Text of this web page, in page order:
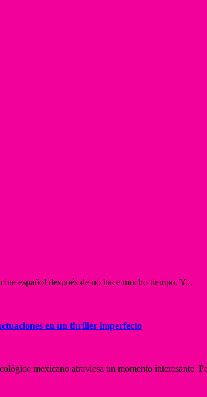
español después de no hace mucho tiempo. Y...
en un thriller imperfecto
mexicano atraviesa un momento interesante.